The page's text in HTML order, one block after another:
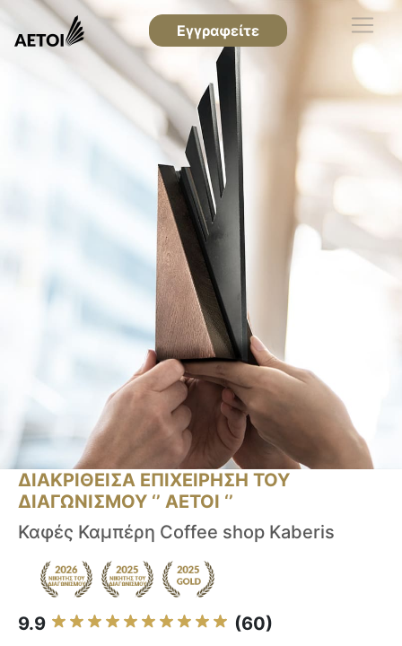
Εγγραφείτε
ΔΙΑΚΡΙΘΕΙΣΑ ΕΠΙΧΕΙΡΗΣΗ ΤΟΥ
ΔΙΑΓΩΝΙΣΜΟΥ ‘’ ΑΕΤΟΙ ‘’
Καφές Καμπέρη Coffee shop Kaberis
9.9 (60)